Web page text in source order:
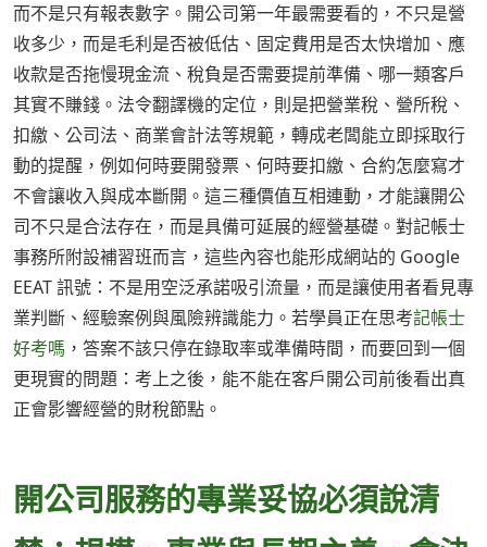
而不是只有報表數字。開公司第一年最需要看的，不只是營
收多少，而是毛利是否被低估、固定費用是否太快增加、應
收款是否拖慢現金流、稅負是否需要提前準備、哪一類客戶
其實不賺錢。法令翻譯機的定位，則是把營業稅、營所稅、
扣繳、公司法、商業會計法等規範，轉成老闆能立即採取行
動的提醒，例如何時要開發票、何時要扣繳、合約怎麼寫才
不會讓收入與成本斷開。這三種價值互相連動，才能讓開公
司不只是合法存在，而是具備可延展的經營基礎。對記帳士
事務所附設補習班而言，這些內容也能形成網站的 Google
EEAT 訊號：不是用空泛承諾吸引流量，而是讓使用者看見專
業判斷、經驗案例與風險辨識能力。若學員正在思考記帳士
好考嗎 ，答案不該只停在錄取率或準備時間，而要回到一個
更現實的問題：考上之後，能不能在客戶開公司前後看出真
正會影響經營的財稅節點。
開公司服務的專業妥協必須說清